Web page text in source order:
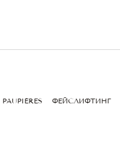
ФЕЙСЛИФТИНГ